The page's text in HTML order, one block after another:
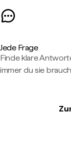
Jede Frage
Finde klare
immer du sie